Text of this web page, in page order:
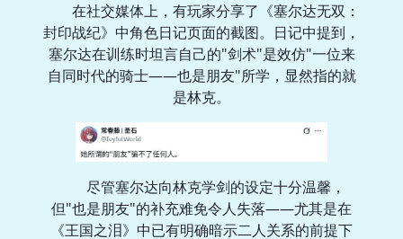
在社交媒体上，有玩家分享了《塞尔达无双：
封印战纪》中角色日记页面的截图。日记中提到，
塞尔达在训练时坦言自己的"剑术"是效仿"一位来
自同时代的骑士——也是朋友"所学，显然指的就
是林克。
尽管塞尔达向林克学剑的设定十分温馨，
但"也是朋友"的补充难免令人失落——尤其是在
《王国之泪》中已有明确暗示二人关系的前提下